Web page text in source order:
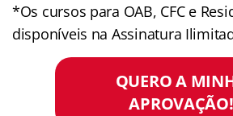
*Os cursos para OAB, CFC e
disponíveis na Assinatura
QUERO A
APROVAÇÃO!